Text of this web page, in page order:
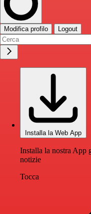
Modifica profilo Logout
Installa la Web App
Installa la nostra App
notizie
Tocca